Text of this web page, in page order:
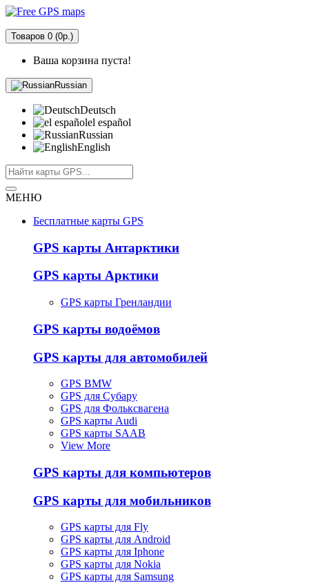
Товаров 0 (0р.)
Ваша корзина пуста!
Russian
Deutsch
el español
Russian
English
МЕНЮ
Бесплатные карты GPS
GPS карты Антарктики
GPS карты Арктики
GPS карты Гренландии
GPS карты водоёмов
GPS карты для автомобилей
GPS BMW
GPS для Субару
GPS для Фольксвагена
GPS карты Audi
GPS карты SAAB
View More
GPS карты для компьютеров
GPS карты для мобильников
GPS карты для Fly
GPS карты для Android
GPS карты для Iphone
GPS карты для Nokia
GPS карты для Samsung